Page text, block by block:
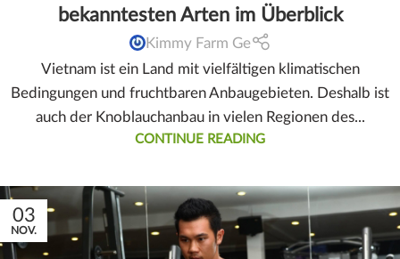
bekanntesten Arten im Überblick
Kimmy Farm Ge
Vietnam ist ein Land mit vielfältigen klimatischen
Bedingungen und fruchtbaren Anbaugebieten. Deshalb ist
auch der Knoblauchanbau in vielen Regionen des...
CONTINUE READING
03
NOV.